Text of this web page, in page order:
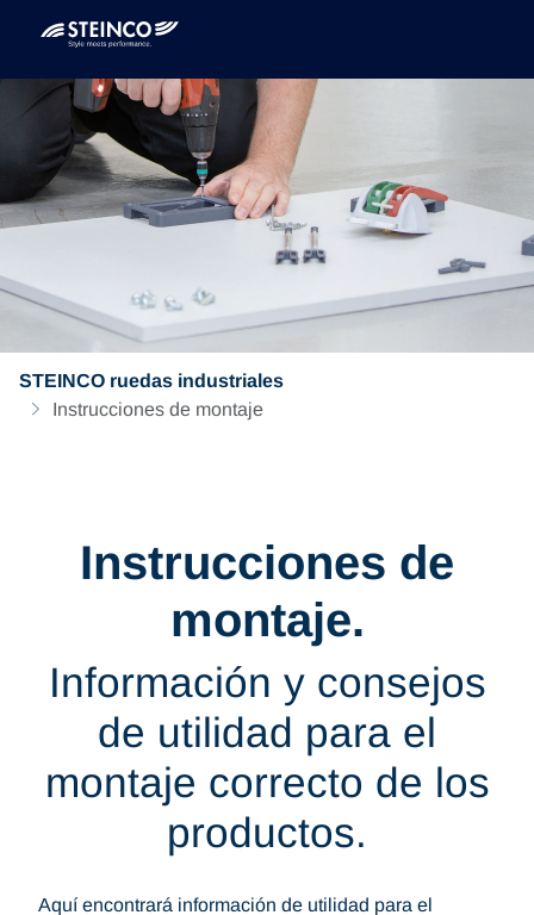
STEINCO ruedas industriales
Instrucciones de montaje
Instrucciones de
montaje.
Información y consejos
de utilidad para el
montaje correcto de los
productos.
Aquí encontrará información de utilidad para el